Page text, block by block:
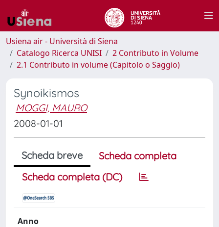
Usiena air - Università di Siena
Catalogo Ricerca UNISI
2 Contributo in Volume
2.1 Contributo in volume (Capitolo o Saggio)
Synoikismos
MOGGI, MAURO
2008-01-01
Scheda breve
Scheda completa
Scheda completa (DC)
Anno